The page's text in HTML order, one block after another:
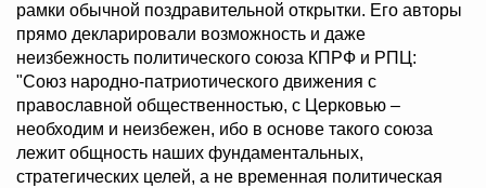
рамки обычной поздравительной открытки. Его авторы
прямо декларировали возможность и даже
неизбежность политического союза КПРФ и РПЦ:
"Союз народно-патриотического движения с
православной общественностью, с Церковью –
необходим и неизбежен, ибо в основе такого союза
лежит общность наших фундаментальных,
стратегических целей, а не временная политическая